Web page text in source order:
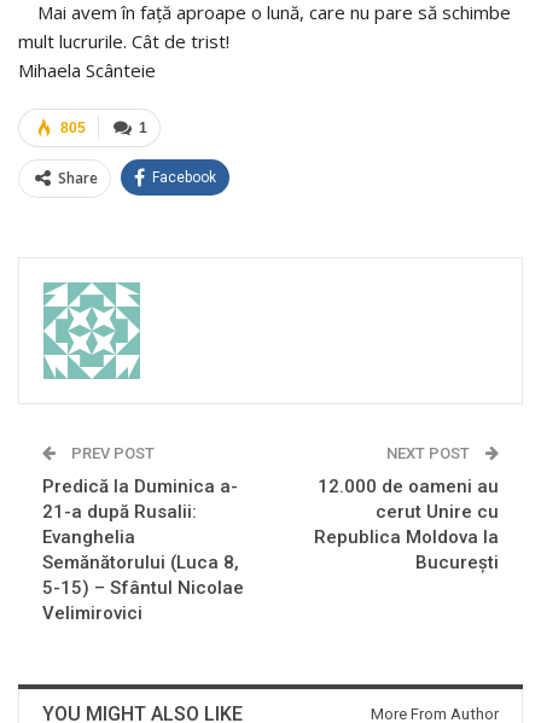
Mai avem în față aproape o lună, care nu pare să schimbe
mult lucrurile. Cât de trist!
Mihaela Scânteie
1
805
Share Facebook
PREV POST
Predică la Duminica a-
21-a după Rusalii:
Evanghelia
Semănătorului (Luca 8,
5-15) – Sfântul Nicolae
Velimirovici
NEXT POST
12.000 de oameni au
cerut Unire cu
Republica Moldova la
Bucureşti
YOU MIGHT ALSO LIKE More From Author